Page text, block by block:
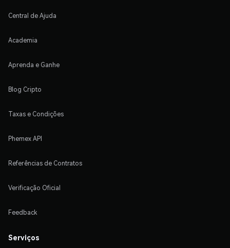
Central de Ajuda
Academia
Aprenda e Ganhe
Blog Cripto
Taxas e Condições
Phemex API
Referências de Contratos
Verificação Oficial
Feedback
Serviços